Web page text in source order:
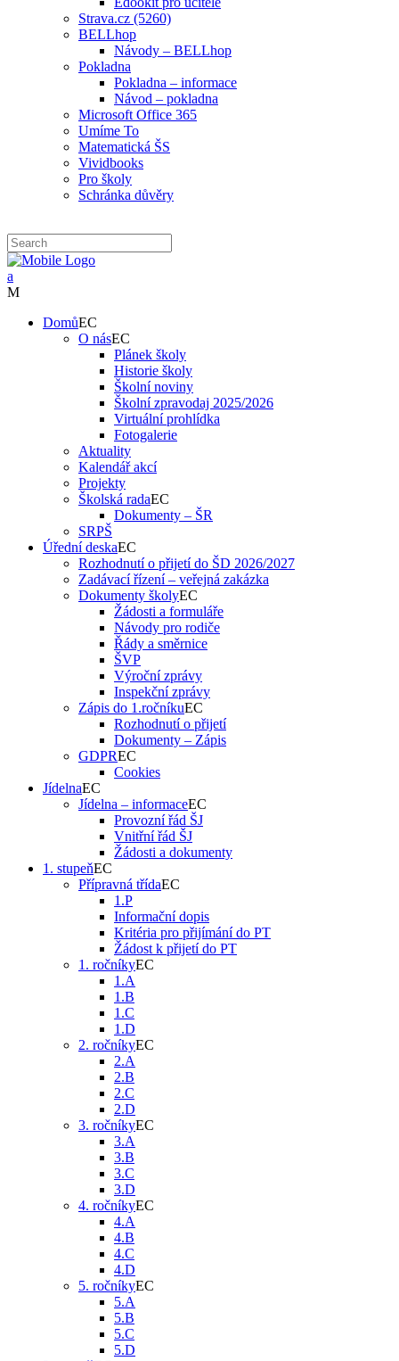
Strava.cz (5260)
BELLhop
Návody – BELLhop
Pokladna
Pokladna – informace
Návod – pokladna
Microsoft Office 365
Umíme To
Matematická ŠS
Vividbooks
Pro školy
Schránka důvěry
Domů
O nás
Plánek školy
Historie školy
Školní noviny
Školní zpravodaj 2025/2026
Virtuální prohlídka
Fotogalerie
Aktuality
Kalendář akcí
Projekty
Školská rada
Dokumenty – ŠR
SRPŠ
Úřední deska
Rozhodnutí o přijetí do ŠD 2026/2027
Zadávací řízení – veřejná zakázka
Dokumenty školy
Žádosti a formuláře
Návody pro rodiče
Řády a směrnice
ŠVP
Výroční zprávy
Inspekční zprávy
Zápis do 1.ročníku
Rozhodnutí o přijetí
Dokumenty – Zápis
GDPR
Cookies
Jídelna
Jídelna – informace
Provozní řád ŠJ
Vnitřní řád ŠJ
Žádosti a dokumenty
1. stupeň
Přípravná třída
1.P
Informační dopis
Kritéria pro přijímání do PT
Žádost k přijetí do PT
1. ročníky
1.A
1.B
1.C
1.D
2. ročníky
2.A
2.B
2.C
2.D
3. ročníky
3.A
3.B
3.C
3.D
4. ročníky
4.A
4.B
4.C
4.D
5. ročníky
5.A
5.B
5.C
5.D